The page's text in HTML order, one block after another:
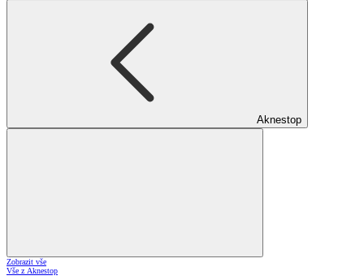
Aknestop
Zobrazit vše
Vše z Aknestop